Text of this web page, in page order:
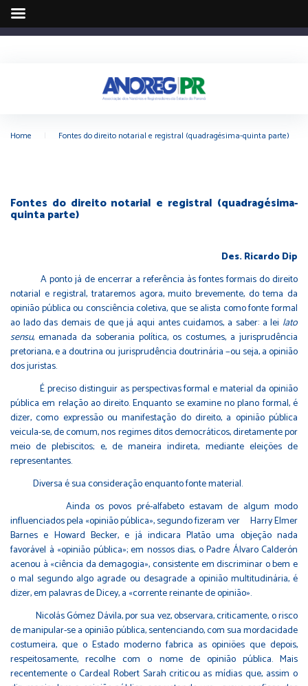
Home Fontes do direito notarial e registral (quadragésima-quinta parte)
Fontes do direito notarial e registral (quadragésima-
quinta parte)
Des. Ricardo Dip
A ponto já de encerrar a referência às fontes formais do direito
notarial e registral, trataremos agora, muito brevemente, do tema da
opinião pública ou consciência coletiva, que se alista como fonte formal
ao lado das demais de que já aqui antes cuidamos, a saber: a lei lato
sensu, emanada da soberania política, os costumes, a jurisprudência
pretoriana, e a doutrina ou jurisprudência doutrinária −ou seja, a opinião
dos juristas.
É preciso distinguir as perspectivas formal e material da opinião
pública em relação ao direito. Enquanto se examine no plano formal, é
dizer, como expressão ou manifestação do direito, a opinião pública
veicula-se, de comum, nos regimes ditos democráticos, diretamente por
meio de plebiscitos; e, de maneira indireta, mediante eleições de
representantes.
Diversa é sua consideração enquanto fonte material.
Ainda os povos pré-alfabeto estavam de algum modo
influenciados pela «opinião pública», segundo fizeram ver Harry Elmer
Barnes e Howard Becker, e já indicara Platão uma objeção nada
favorável à «opinião pública»; em nossos dias, o Padre Álvaro Calderón
acenou à «ciência da demagogia», consistente em discriminar o bem e
o mal segundo algo agrade ou desagrade a opinião multitudinária, é
dizer, em palavras de Dicey, a «corrente reinante de opinião».
Nicolás Gómez Dávila, por sua vez, observara, criticamente, o risco
de manipular-se a opinião pública, sentenciando, com sua mordacidade
costumeira, que o Estado moderno fabrica as opiniões que depois,
respeitosamente, recolhe com o nome de opinião pública. Mais
recentemente o Cardeal Robert Sarah criticou as mídias que, assim o